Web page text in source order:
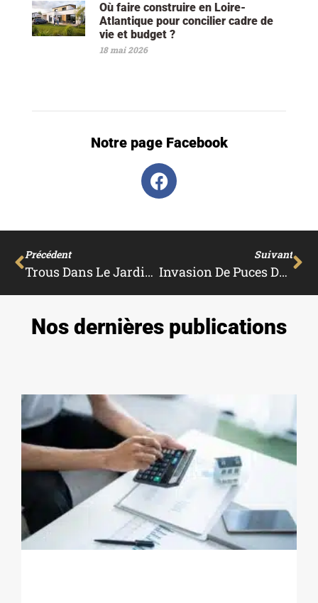
Où faire construire en Loire-
Atlantique pour concilier cadre de
vie et budget ?
18 mai 2026
Notre page Facebook
Précédent
Trous Dans Le Jardin Sans Monticule : Que Faire ?
Suivant
Invasion De Puces Dans Le Jardin : Que Faire ?
Nos dernières publications